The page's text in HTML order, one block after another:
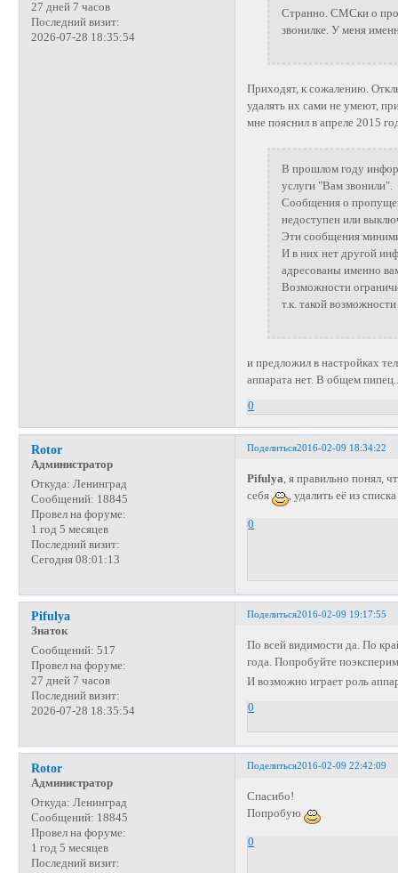
27 дней 7 часов
Последний визит:
2026-07-28 18:35:54
Странно. СМСки о
звонилке. У меня
Приходят, к сожалению.
удалять их сами не умеют,
мне пояснил в апреле 2015
В прошлом году
услуги "Вам звонили".
Сообщения о
недоступен или
Эти сообщения
И в них нет другой
адресованы именно
Возможности
т.к. такой возможности
и предложил в настройках
аппарата нет. В общем
0
Поделиться2016-02-09 18:34:22
Rotor
Администратор
Откуда: Ленинград
Сообщений: 18845
Провел на форуме:
1 год 5 месяцев
Последний визит:
Сегодня 08:01:13
Pifulya, я правильно понял,
себя
, удалить её из
0
Поделиться2016-02-09 19:17:55
Pifulya
Знаток
Сообщений: 517
Провел на форуме:
27 дней 7 часов
Последний визит:
2026-07-28 18:35:54
По всей видимости да. По
года. Попробуйте
И возможно играет роль
0
Поделиться2016-02-09 22:42:09
Rotor
Администратор
Откуда: Ленинград
Сообщений: 18845
Провел на форуме:
1 год 5 месяцев
Последний визит:
Спасибо!
Попробую
0